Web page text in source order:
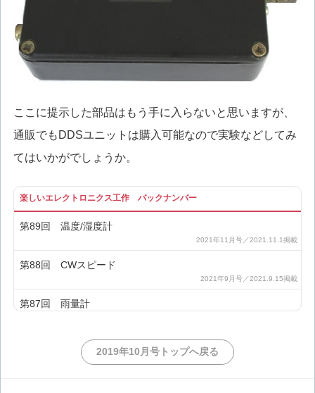
ここに提示した部品はもう手に入らないと思いますが、
通販でもDDSユニットは購入可能なので実験などしてみ
てはいかがでしょうか。
楽しいエレクトロニクス工作 バックナンバー
第89回 温度/湿度計
第88回 CWスピード
第87回 雨量計
第86回 IC-705用電源
2019年10月号トップへ戻る